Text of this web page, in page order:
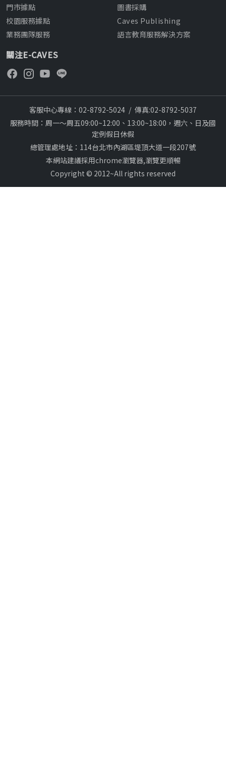
門市據點
校園服務據點
業務團隊服務
圖書採購
Caves Publishing
語言教育服務解決方案
關注E-CAVES
客服中心專線：02-8792-5024 / 傳真:02-8792-5037
服務時間：周一～周五09:00~12:00、13:00~18:00，週六、日及國
定例假日休假
總管理處地址：114台北市內湖區堤頂大道一段207號
本網站建議採用chrome瀏覽器,瀏覽更順暢
Copyright © 2012~All rights reserved